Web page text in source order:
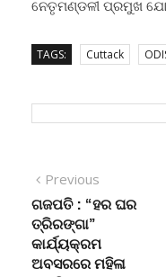
ନେତୃମଣ୍ଡଳୀ ପ୍ରମୁଖ
TAGS: Cuttack
Post
navigation
Previous
post:
ଗଜପତି : “ହର ଘର
ତ୍ରିରଙ୍ଗା”
କାର୍ଯ୍ୟକ୍ରମ
ଅବସରରେ ମହିଳା